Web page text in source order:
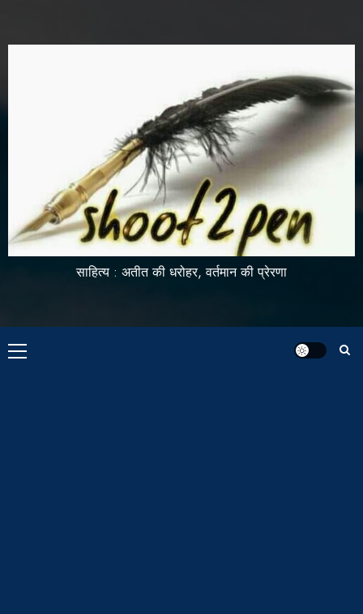
साहित्य : अतीत की धरोहर, वर्तमान की प्रेरणा